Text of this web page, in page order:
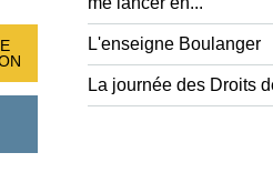
L'enseigne Boulanger
La journée des Droits